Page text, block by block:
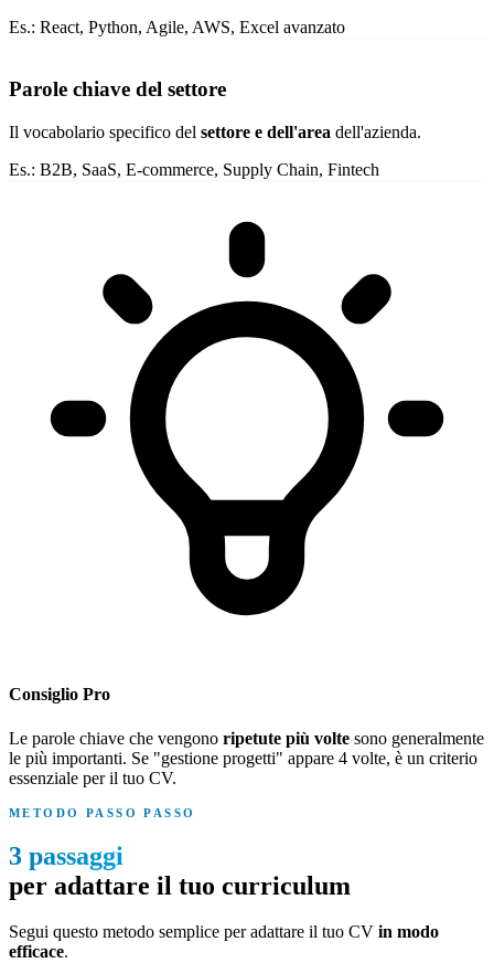
Es.: React, Python, Agile, AWS, Excel avanzato
Parole chiave del settore
Il vocabolario specifico del settore e dell'area dell'azienda.
Es.: B2B, SaaS, E-commerce, Supply Chain, Fintech
Consiglio Pro
Le parole chiave che vengono ripetute più volte sono generalmente
le più importanti. Se "gestione progetti" appare 4 volte, è un criterio
essenziale per il tuo CV.
METODO PASSO PASSO
3 passaggi
per adattare il tuo curriculum
Segui questo metodo semplice per adattare il tuo CV in modo
efficace.